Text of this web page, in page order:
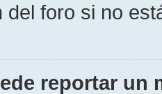
del foro si no
reportar un